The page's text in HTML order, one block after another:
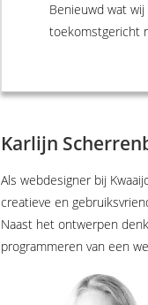
Benieuwd wat
toekomstgericht
Karlijn
Als webdesigner bij
creatieve en
Naast het ontwerpen
programmeren van een